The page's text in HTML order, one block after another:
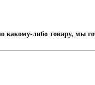
какому-либо товару, мы